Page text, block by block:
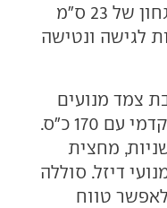
נתמכי קפיצי אוויר עם מרווח גחון של 23 ס"מ
של 25-29 מעלות לגישה ונטישה
כ"ס) משלבת צמד מנועים
חשמליים, אחורי עם 272 כ"ס וקדמי עם 170 כ"ס.
ל-100 קמ"ש אורך 5.8 שניות, מחצית
דיזל. סוללה
לאפשר טווח